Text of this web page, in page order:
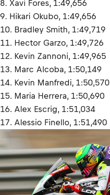
8. Xavi Fores, 1:49,656
9. Hikari Okubo, 1:49,656
10. Bradley Smith, 1:49,719
11. Hector Garzo, 1:49,726
12. Kevin Zannoni, 1:49,965
13. Marc Alcoba, 1:50,149
14. Kevin Manfredi, 1:50,570
15. Maria Herrera, 1:50,690
16. Alex Escrig, 1:51,034
17. Alessio Finello, 1:51,490